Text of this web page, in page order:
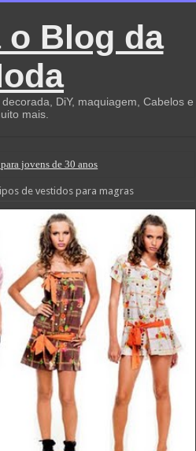
o Blog da
DiY, maquiagem, Cabelos e
mais.
jovens de 30 anos
de vestidos para magras